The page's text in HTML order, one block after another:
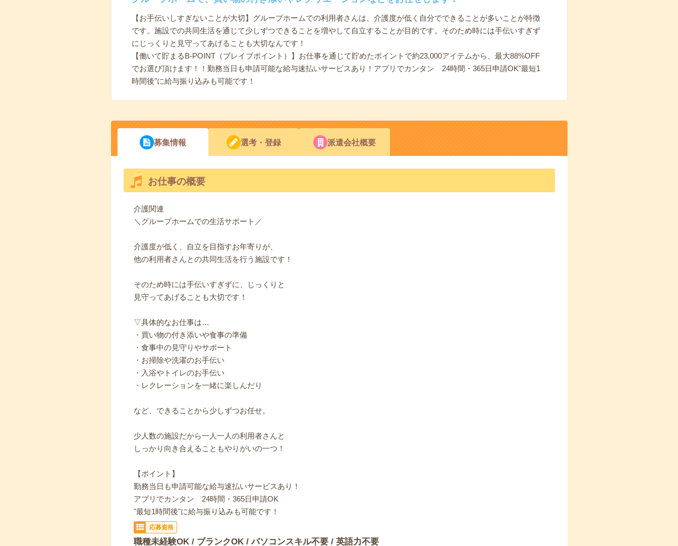
【お手伝いしすぎないことが大切】グループホームでの利用者さんは、介護度が低く自分でできることが多いことが特徴
です。施設での共同生活を通じて少しずつできることを増やして自立することが目的です。そのため時には手伝いすぎず
にじっくりと見守ってあげることも大切なんです！
【働いて貯まるB-POINT（ブレイブポイント）】お仕事を通じて貯めたポイントで約23,000アイテムから、最大88%OFF
でお選び頂けます！！勤務当日も申請可能な給与速払いサービスあり！アプリでカンタン 24時間・365日申請OK"最短1
時間後"に給与振り込みも可能です！
募集情報 選考・登録 派遣会社概要
お仕事の概要
介護関連
＼グループホームでの生活サポート／
介護度が低く、自立を目指すお年寄りが、
他の利用者さんとの共同生活を行う施設です！
そのため時には手伝いすぎずに、じっくりと
見守ってあげることも大切です！
▽具体的なお仕事は…
・買い物の付き添いや食事の準備
・食事中の見守りやサポート
・お掃除や洗濯のお手伝い
・入浴やトイレのお手伝い
・レクレーションを一緒に楽しんだり
など、できることから少しずつお任せ。
少人数の施設だから一人一人の利用者さんと
しっかり向き合えることもやりがいの一つ！
【ポイント】
勤務当日も申請可能な給与速払いサービスあり！
アプリでカンタン 24時間・365日申請OK
"最短1時間後"に給与振り込みも可能です！
応募資格
職種未経験OK / ブランクOK / パソコンスキル不要 / 英語力不要